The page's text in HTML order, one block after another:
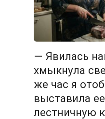
— Явилась
хмыкнула
же час я
выставила
лестничную